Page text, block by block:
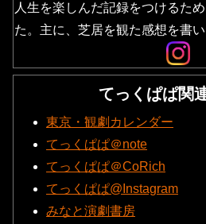
人生を楽しんだ記録をつけるた
た。主に、芝居を観た感想を書い
てっくぱぱ関
東京・観劇カレンダー
てっくぱぱ＠note
てっくぱぱ＠CoRich
てっくぱぱ@Instagram
みなと演劇書房